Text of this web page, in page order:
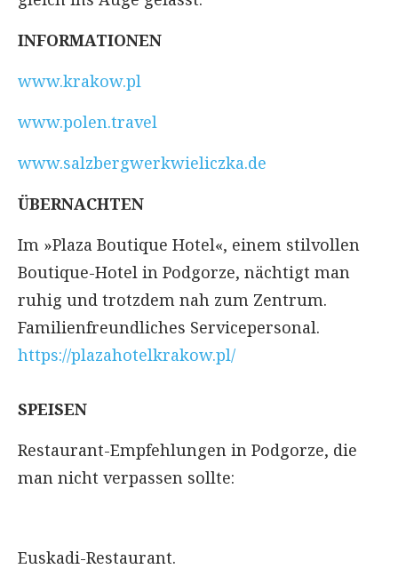
INFORMATIONEN
www.krakow.pl
www.polen.travel
www.salzbergwerkwieliczka.de
ÜBERNACHTEN
Im »Plaza Boutique Hotel«, einem stilvollen
Boutique-Hotel in Podgorze, nächtigt man
ruhig und trotzdem nah zum Zentrum.
Familienfreundliches Servicepersonal.
https://plazahotelkrakow.pl/
SPEISEN
Restaurant-Empfehlungen in Podgorze, die
man nicht verpassen sollte:
Euskadi-Restaurant.